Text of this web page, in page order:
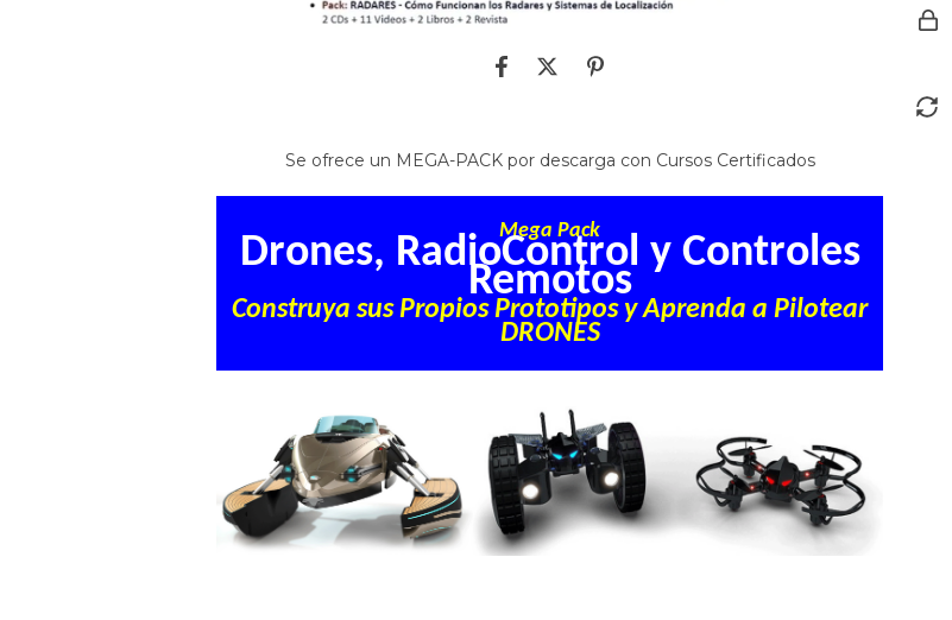
Se ofrece un MEGA-PACK por descarga con Cursos Certificados
Mega Pack
Drones, RadioControl y Controles
Remotos
Construya sus Propios Prototipos y Aprenda a Pilotear
DRONES